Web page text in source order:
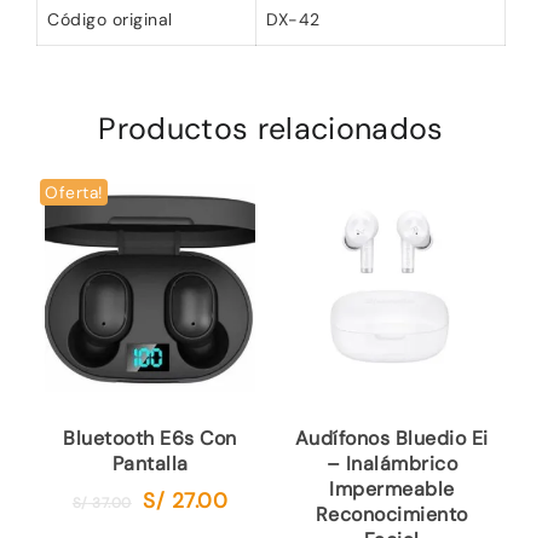
Código original DX-42
Productos relacionados
Oferta!
Bluetooth E6s Con
Pantalla
S/37.00
El
S/ 27.00El
Audífonos Bluedio Ei
– Inalámbrico
Impermeable
Reconocimiento